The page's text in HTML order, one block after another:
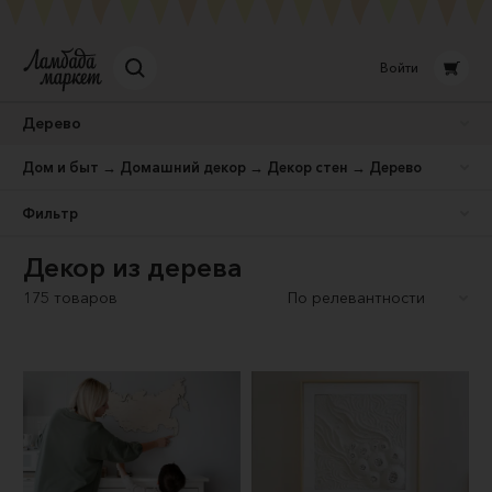
Войти
Дерево
Дом и быт → Домашний декор → Декор стен → Дерево
Фильтр
Декор из дерева
175 товаров